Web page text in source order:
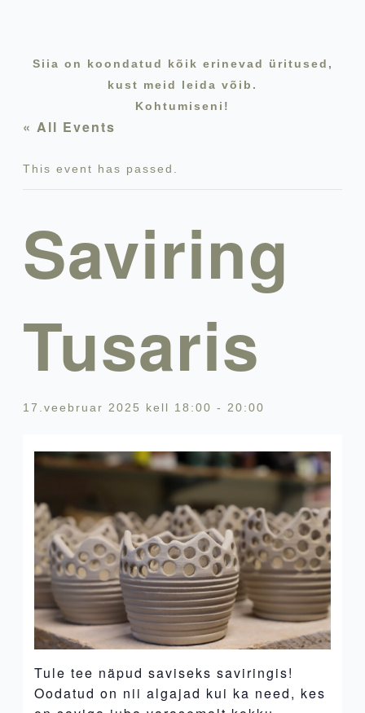
Siia on koondatud kõik erinevad üritused,
kust meid leida võib.
Kohtumiseni!
« All Events
This event has passed.
Saviring
Tusaris
17.veebruar 2025 kell 18:00 - 20:00
Tule tee näpud saviseks saviringis!
Oodatud on nii algajad kui ka need, kes